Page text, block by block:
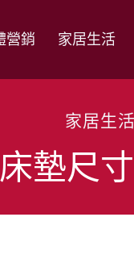
營銷 家居生活
家居生活
墊尺